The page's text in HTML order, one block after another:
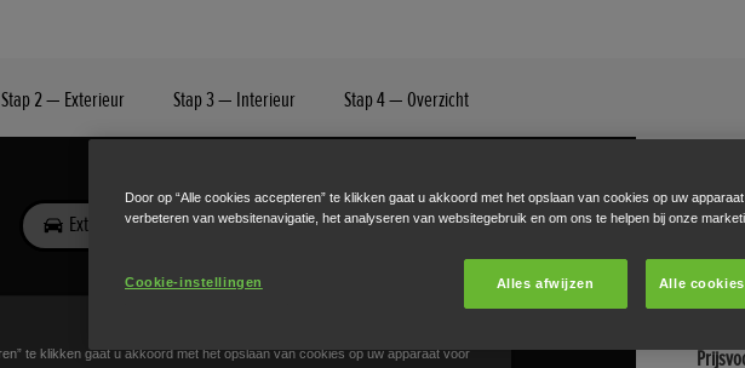
Stap 2 — Exterieur Stap 3 — Interieur Stap 4 — Overzicht
De
rijk is
Door op “Alle cookies accepteren” te klikken gaat u akkoord met het opslaan van cookies op uw
verbeteren van websitenavigatie, het analyseren van websitegebruik en om ons te helpen bij onze
Alles afwijzen Alle
Cookie-instellingen